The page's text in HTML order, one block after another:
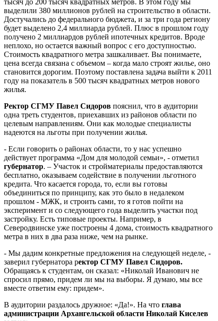
тысяч до 200 тысяч квадратных метров. В этом году мы
выделили 380 миллионов рублей на строительство в области.
Достучались до федерального бюджета, и за три года региону
будет выделено 2,4 миллиарда рублей. Плюс в прошлом году
получено 2 миллиардов рублей ипотечных кредитов. Вроде
неплохо, но остается важный вопрос с его доступностью.
Стоимость квадратного метра зашкаливает. Вы понимаете,
цена всегда связана с объемом – когда мало строят жилье, оно
становится дорогим. Поэтому поставлена задача выйти к 2011
году на показатель в 500 тысяч квадратных метров нового
жилья.
Ректор СГМУ Павел Сидоров пояснил, что в аудитории
одна треть студентов, приехавших из районов области по
целевым направлениям. Они как молодые специалисты
надеются на льготы при получении жилья.
- Если говорить о районах области, то у нас успешно
действует программа «Дом для молодой семьи», - отметил
губернатор. – Участок и стройматериалы предоставляются
бесплатно, оказываем содействие в получении льготного
кредита. Что касается города, то, если вы готовы
объединиться по принципу, как это было в недалеком
прошлом - МЖК, и строить сами, то я готов пойти на
эксперимент и со следующего года выделить участки под
застройку. Есть типовые проекты. Например, в
Северодвинске уже построены 4 дома, стоимость квадратного
метра в них в два раза ниже, чем на рынке.
- Мы дадим конкретные предложения на следующей неделе, -
заверил губернатора ректор СГМУ Павел Сидоров.
Обращаясь к студентам, он сказал: «Николай Иванович не
спросил прямо, придем ли мы на выборы. Я думаю, мы все
вместе ответим ему: придем».
В аудитории раздалось дружное: «Да!». На что глава
администрации Архангельской области Николай Киселев